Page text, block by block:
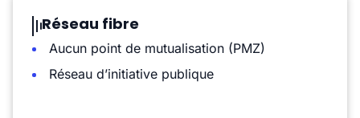
Réseau fibre
Aucun point de mutualisation (PMZ)
Réseau d’initiative publique